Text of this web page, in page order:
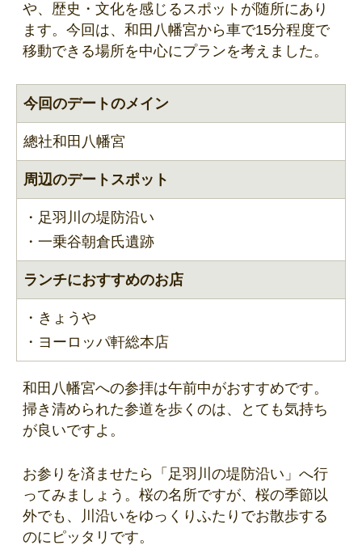
や、歴史・文化を感じるスポットが随所にあり
ます。今回は、和田八幡宮から車で15分程度で
移動できる場所を中心にプランを考えました。
今回のデートのメイン
總社和田八幡宮
周辺のデートスポット
・足羽川の堤防沿い
・一乗谷朝倉氏遺跡
ランチにおすすめのお店
・きょうや
・ヨーロッパ軒総本店
和田八幡宮への参拝は午前中がおすすめです。
掃き清められた参道を歩くのは、とても気持ち
が良いですよ。
お参りを済ませたら「足羽川の堤防沿い」へ行
ってみましょう。桜の名所ですが、桜の季節以
外でも、川沿いをゆっくりふたりでお散歩する
のにピッタリです。